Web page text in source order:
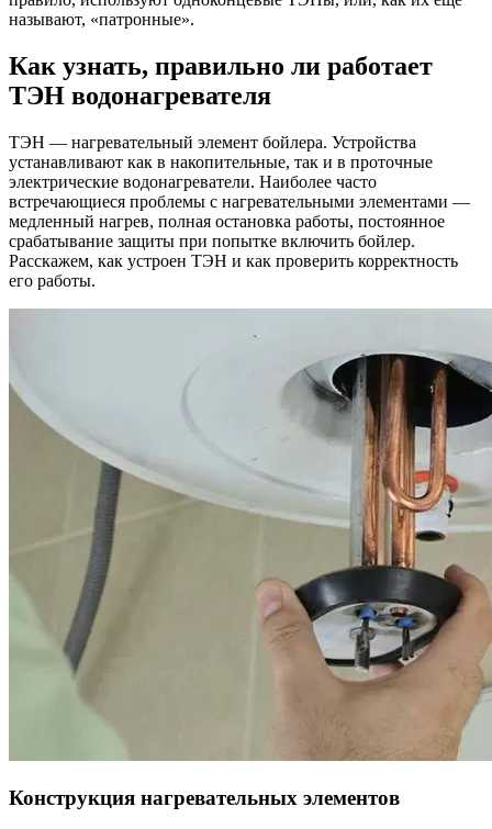
называют, «патронные».
Как узнать, правильно ли работает
ТЭН водонагревателя
ТЭН — нагревательный элемент бойлера. Устройства
устанавливают как в накопительные, так и в проточные
электрические водонагреватели. Наиболее часто
встречающиеся проблемы с нагревательными элементами —
медленный нагрев, полная остановка работы, постоянное
срабатывание защиты при попытке включить бойлер.
Расскажем, как устроен ТЭН и как проверить корректность
его работы.
Конструкция нагревательных элементов